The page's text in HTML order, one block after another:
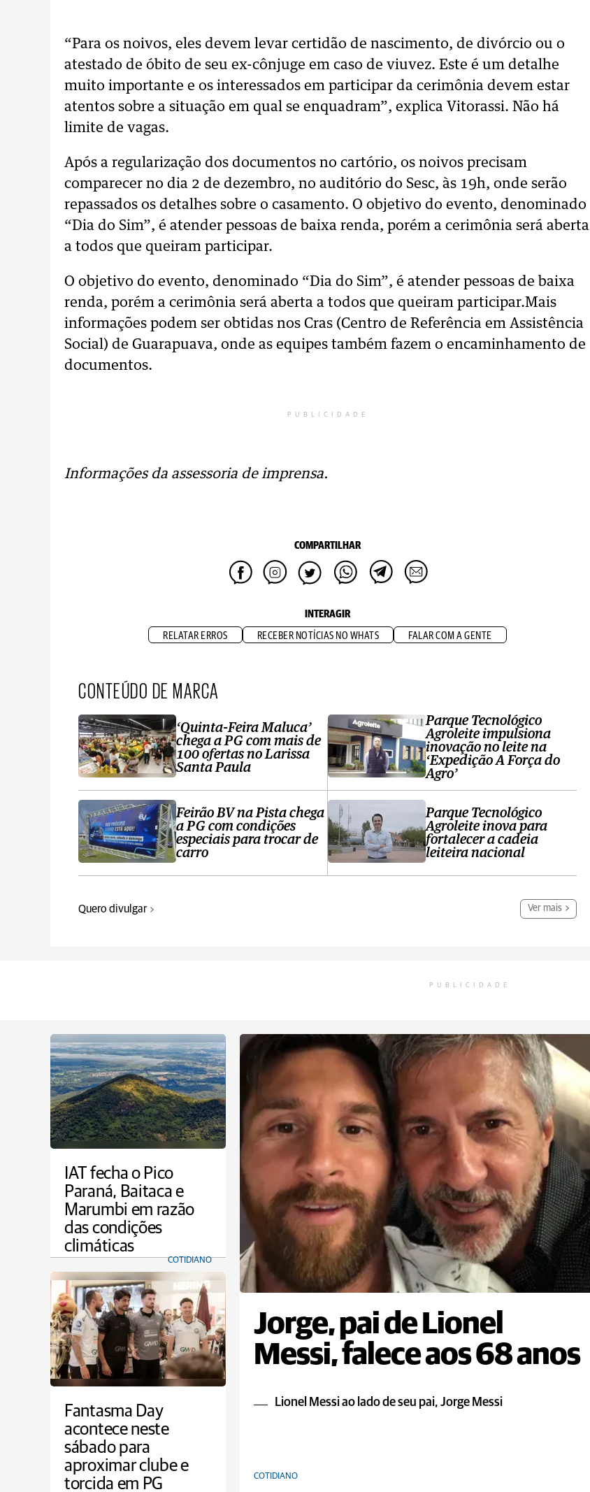
“Para os noivos, eles devem levar certidão de nascimento, de divórcio ou o
atestado de óbito de seu ex-cônjuge em caso de viuvez. Este é um detalhe
muito importante e os interessados em participar da cerimônia devem estar
atentos sobre a situação em qual se enquadram”, explica Vitorassi. Não há
limite de vagas.
Após a regularização dos documentos no cartório, os noivos precisam
comparecer no dia 2 de dezembro, no auditório do Sesc, às 19h, onde serão
repassados os detalhes sobre o casamento. O objetivo do evento, denominado
“Dia do Sim”, é atender pessoas de baixa renda, porém a cerimônia será aberta
a todos que queiram participar.
O objetivo do evento, denominado “Dia do Sim”, é atender pessoas de baixa
renda, porém a cerimônia será aberta a todos que queiram participar.Mais
informações podem ser obtidas nos Cras (Centro de Referência em Assistência
Social) de Guarapuava, onde as equipes também fazem o encaminhamento de
documentos.
PUBLICIDADE
Informações da assessoria de imprensa.
COMPARTILHAR
INTERAGIR
RELATAR ERROS RECEBER NOTÍCIAS NO WHATS FALAR COM A GENTE
CONTEÚDO DE MARCA
‘Quinta-Feira Maluca’
chega a PG com mais de
100 ofertas no Larissa
Santa Paula
Feirão BV na Pista chega
a PG com condições
especiais para trocar de
carro
Parque Tecnológico
Agroleite impulsiona
inovação no leite na
‘Expedição A Força do
Agro’
Parque Tecnológico
Agroleite inova para
fortalecer a cadeia
leiteira nacional
Quero divulgar Ver mais
PUBLICIDADE
IAT fecha o Pico
Paraná, Baitaca e
Marumbi em razão
das condições
climáticas
COTIDIANO
Jorge, pai de Lionel
Messi, falece aos 68 anos
Lionel Messi ao lado de seu pai, Jorge Messi
COTIDIANO
Fantasma Day
acontece neste
sábado para
aproximar clube e
torcida em PG